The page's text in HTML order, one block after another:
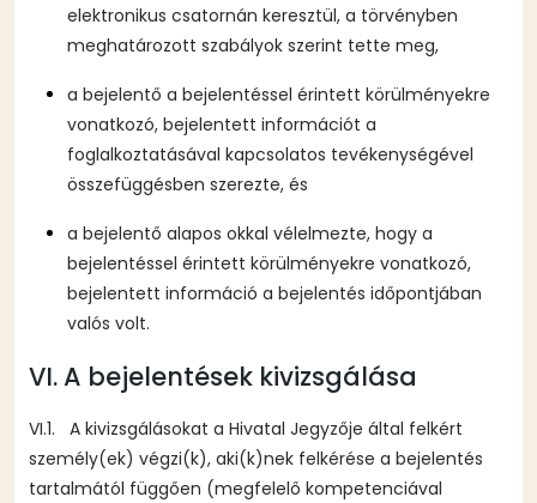
elektronikus csatornán keresztül, a törvényben
meghatározott szabályok szerint tette meg,
a bejelentő a bejelentéssel érintett körülményekre
vonatkozó, bejelentett információt a
foglalkoztatásával kapcsolatos tevékenységével
összefüggésben szerezte, és
a bejelentő alapos okkal vélelmezte, hogy a
bejelentéssel érintett körülményekre vonatkozó,
bejelentett információ a bejelentés időpontjában
valós volt.
VI. A bejelentések kivizsgálása
VI.1. A kivizsgálásokat a Hivatal Jegyzője által felkért
személy(ek) végzi(k), aki(k)nek felkérése a bejelentés
tartalmától függően (megfelelő kompetenciával